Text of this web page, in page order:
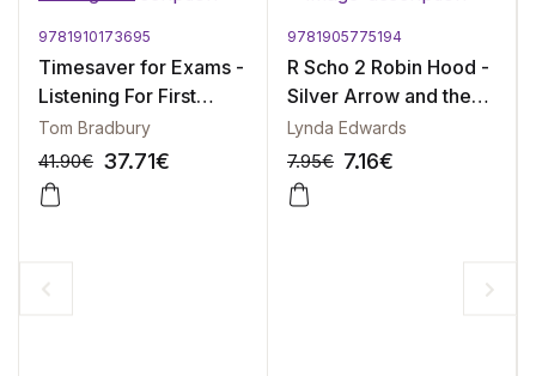
9781910173695
Timesaver for Exams -
Listening For First
(FCE) With 2 Cds
Tom Bradbury
41.90€ 37.71€
-10%
9781905775194
R Scho 2 Robin Hood -
Silver Arrow and the
Slaves
Lynda Edwards
7.95€ 7.16€